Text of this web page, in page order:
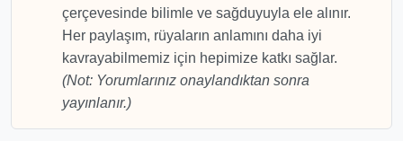
çerçevesinde bilimle ve sağduyuyla ele alınır.
Her paylaşım, rüyaların anlamını daha iyi
kavrayabilmemiz için hepimize katkı sağlar.
(Not: Yorumlarınız onaylandıktan sonra
yayınlanır.)